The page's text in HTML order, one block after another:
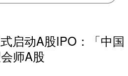
启动A股IPO：「中国
师A股